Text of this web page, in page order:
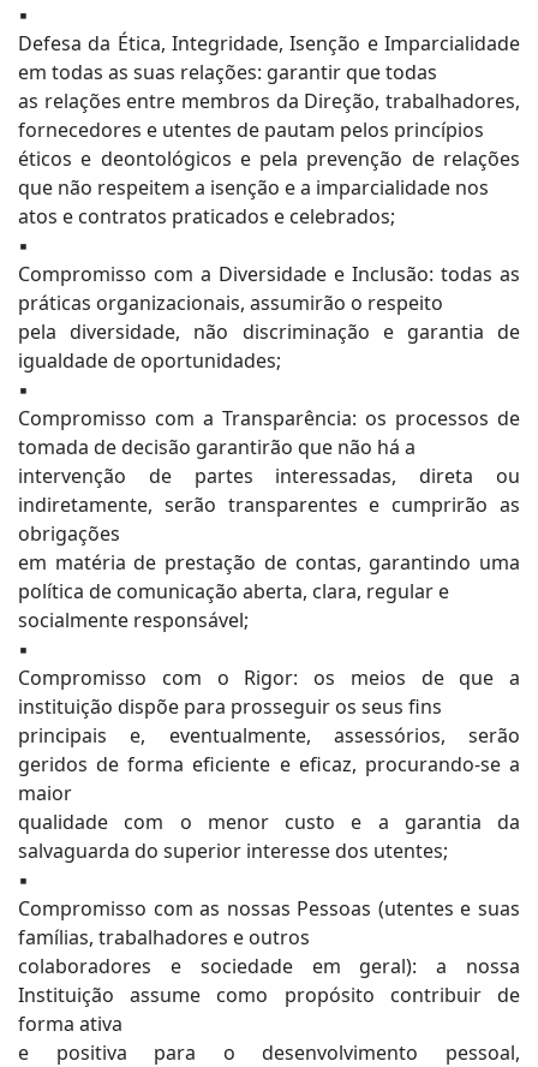
▪
Defesa da Ética, Integridade, Isenção e Imparcialidade
em todas as suas relações: garantir que todas
as relações entre membros da Direção, trabalhadores,
fornecedores e utentes de pautam pelos princípios
éticos e deontológicos e pela prevenção de relações
que não respeitem a isenção e a imparcialidade nos
atos e contratos praticados e celebrados;
▪
Compromisso com a Diversidade e Inclusão: todas as
práticas organizacionais, assumirão o respeito
pela diversidade, não discriminação e garantia de
igualdade de oportunidades;
▪
Compromisso com a Transparência: os processos de
tomada de decisão garantirão que não há a
intervenção de partes interessadas, direta ou
indiretamente, serão transparentes e cumprirão as
obrigações
em matéria de prestação de contas, garantindo uma
política de comunicação aberta, clara, regular e
socialmente responsável;
▪
Compromisso com o Rigor: os meios de que a
instituição dispõe para prosseguir os seus fins
principais e, eventualmente, assessórios, serão
geridos de forma eficiente e eficaz, procurando-se a
maior
qualidade com o menor custo e a garantia da
salvaguarda do superior interesse dos utentes;
▪
Compromisso com as nossas Pessoas (utentes e suas
famílias, trabalhadores e outros
colaboradores e sociedade em geral): a nossa
Instituição assume como propósito contribuir de
forma ativa
e positiva para o desenvolvimento pessoal,